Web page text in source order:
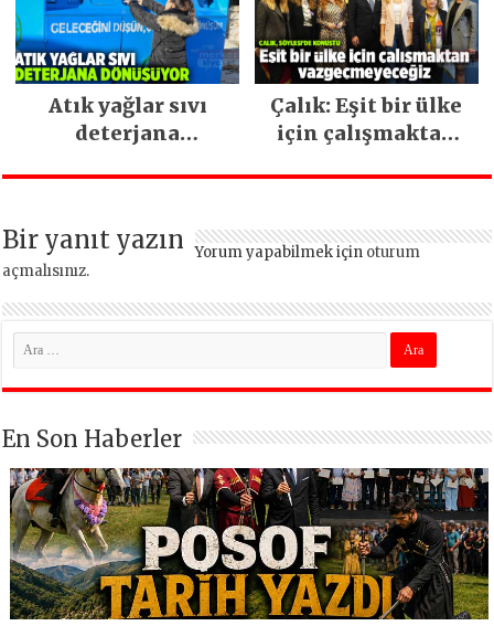
Atık yağlar sıvı
deterjana
Çalık: Eşit bir ülke
için çalışmaktan
Bir yanıt yazın Yorum yapabilmek için oturum
açmalısınız.
En Son Haberler